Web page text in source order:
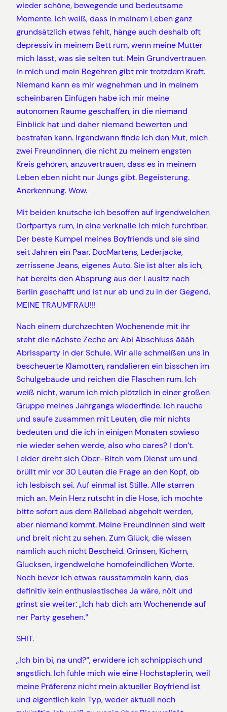
wieder schöne, bewegende und bedeutsame
Momente. Ich weiß, dass in meinem Leben ganz
grundsätzlich etwas fehlt, hänge auch deshalb oft
depressiv in meinem Bett rum, wenn meine Mutter
mich lässt, was sie selten tut. Mein Grundvertrauen
in mich und mein Begehren gibt mir trotzdem Kraft.
Niemand kann es mir wegnehmen und in meinem
scheinbaren Einfügen habe ich mir meine
autonomen Räume geschaffen, in die niemand
Einblick hat und daher niemand bewerten und
bestrafen kann. Irgendwann finde ich den Mut, mich
zwei Freundinnen, die nicht zu meinem engsten
Kreis gehören, anzuvertrauen, dass es in meinem
Leben eben nicht nur Jungs gibt. Begeisterung.
Anerkennung. Wow.
Mit beiden knutsche ich besoffen auf irgendwelchen
Dorfpartys rum, in eine verknalle ich mich furchtbar.
Der beste Kumpel meines Boyfriends und sie sind
seit Jahren ein Paar. DocMartens, Lederjacke,
zerrissene Jeans, eigenes Auto. Sie ist älter als ich,
hat bereits den Absprung aus der Lausitz nach
Berlin geschafft und ist nur ab und zu in der Gegend.
MEINE TRAUMFRAU!!!
Nach einem durchzechten Wochenende mit ihr
steht die nächste Zeche an: Abi Abschluss äääh
Abrissparty in der Schule. Wir alle schmeißen uns in
bescheuerte Klamotten, randalieren ein bisschen im
Schulgebäude und reichen die Flaschen rum. Ich
weiß nicht, warum ich mich plötzlich in einer großen
Gruppe meines Jahrgangs wiederfinde. Ich rauche
und saufe zusammen mit Leuten, die mir nichts
bedeuten und die ich in einigen Monaten sowieso
nie wieder sehen werde, also who cares? I don’t.
Leider dreht sich Ober-Bitch vom Dienst um und
brüllt mir vor 30 Leuten die Frage an den Kopf, ob
ich lesbisch sei. Auf einmal ist Stille. Alle starren
mich an. Mein Herz rutscht in die Hose, ich möchte
bitte sofort aus dem Bällebad abgeholt werden,
aber niemand kommt. Meine Freundinnen sind weit
und breit nicht zu sehen. Zum Glück, die wissen
nämlich auch nicht Bescheid. Grinsen, Kichern,
Glucksen, irgendwelche homofeindlichen Worte.
Noch bevor ich etwas rausstammeln kann, das
definitiv kein enthusiastisches Ja wäre, nölt und
grinst sie weiter: „Ich hab dich am Wochenende auf
ner Party gesehen.“
SHIT.
„Ich bin bi, na und?“, erwidere ich schnippisch und
ängstlich. Ich fühle mich wie eine Hochstaplerin, weil
meine Präferenz nicht mein aktueller Boyfriend ist
und eigentlich kein Typ, weder aktuell noch